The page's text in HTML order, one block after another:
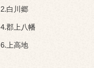
2.白川郷
4.郡上八幡
6.上高地